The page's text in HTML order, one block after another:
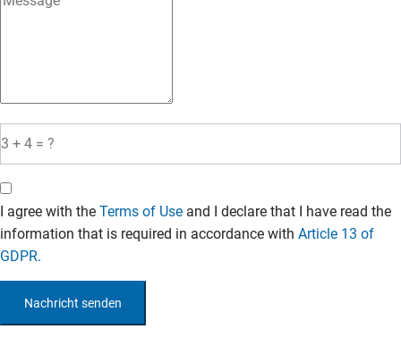
I agree with the Terms of Use and I declare that I have read the
information that is required in accordance with Article 13 of
GDPR.
Nachricht senden